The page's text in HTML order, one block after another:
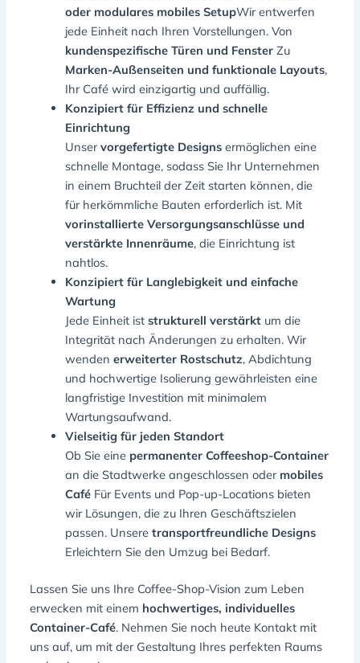
oder modulares mobiles SetupWir entwerfen
jede Einheit nach Ihren Vorstellungen. Von
kundenspezifische Türen und Fenster Zu
Marken-Außenseiten und funktionale Layouts,
Ihr Café wird einzigartig und auffällig.
Konzipiert für Effizienz und schnelle
Einrichtung
Unservorgefertigte Designs ermöglichen eine
schnelle Montage, sodass Sie Ihr Unternehmen
in einem Bruchteil der Zeit starten können, die
für herkömmliche Bauten erforderlich ist. Mit
vorinstallierte Versorgungsanschlüsse und
verstärkte Innenräume, die Einrichtung ist
nahtlos.
Konzipiert für Langlebigkeit und einfache
Wartung
Jede Einheit iststrukturell verstärkt um die
Integrität nach Änderungen zu erhalten. Wir
wendenerweiterter Rostschutz, Abdichtung
und hochwertige Isolierung gewährleisten eine
langfristige Investition mit minimalem
Wartungsaufwand.
Vielseitig für jeden Standort
Ob Sie eine permanenter Coffeeshop-Container
an die Stadtwerke angeschlossen oder mobiles
Café Für Events und Pop-up-Locations bieten
wir Lösungen, die zu Ihren Geschäftszielen
passen. Unseretransportfreundliche Designs
Erleichtern Sie den Umzug bei Bedarf.
Lassen Sie uns Ihre Coffee-Shop-Vision zum Leben
erwecken mit einem hochwertiges, individuelles
Container-Café. Nehmen Sie noch heute Kontakt mit
uns auf, um mit der Gestaltung Ihres perfekten Raums